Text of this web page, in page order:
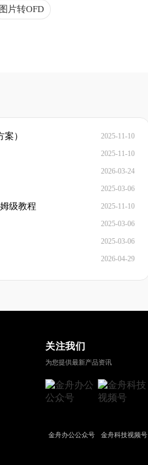
图片转OFD
） 2025-11-10
2025-11-10
2026-03-24
2025-03-06
级教程 2025-11-10
2025-03-06
2025-03-06
2026-04-29
关注我们
为您提供最新产品资讯
金舟办公公众号 金舟科技视频号